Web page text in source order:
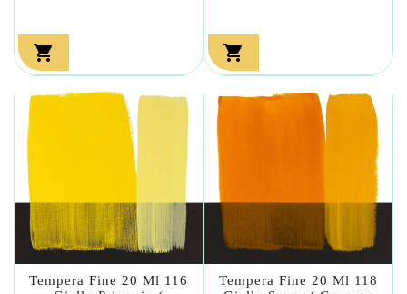
 
Tempera Fine 20 Ml 116
Tempera Fine 20 Ml 118